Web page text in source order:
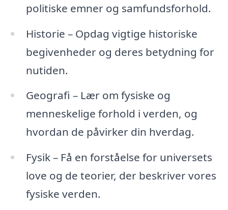
politiske emner og samfundsforhold.
Historie – Opdag vigtige historiske
begivenheder og deres betydning for
nutiden.
Geografi – Lær om fysiske og
menneskelige forhold i verden, og
hvordan de påvirker din hverdag.
Fysik – Få en forståelse for universets
love og de teorier, der beskriver vores
fysiske verden.